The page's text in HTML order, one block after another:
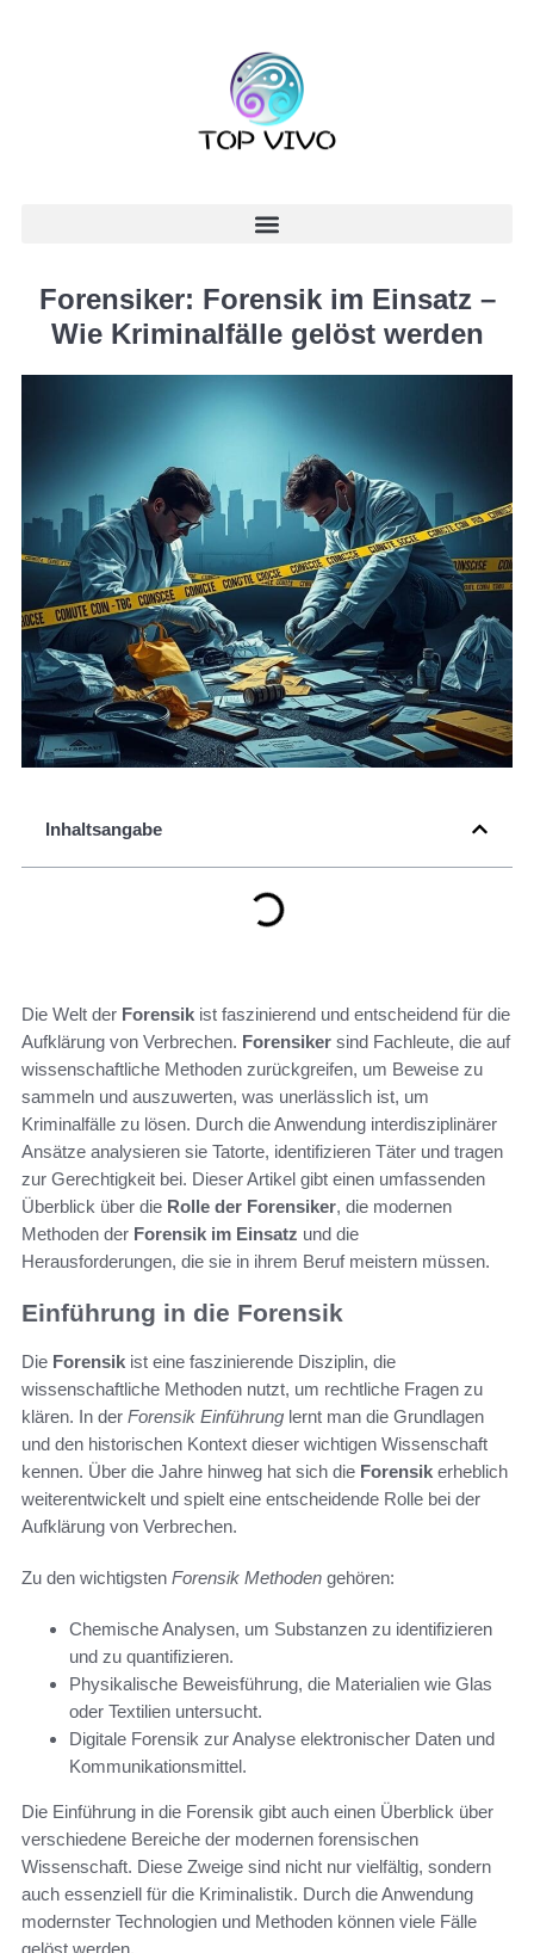
Forensiker: Forensik im Einsatz –
Wie Kriminalfälle gelöst werden
Inhaltsangabe
Die Welt der Forensik ist faszinierend und entscheidend für die
Aufklärung von Verbrechen. Forensiker sind Fachleute, die auf
wissenschaftliche Methoden zurückgreifen, um Beweise zu
sammeln und auszuwerten, was unerlässlich ist, um
Kriminalfälle zu lösen. Durch die Anwendung interdisziplinärer
Ansätze analysieren sie Tatorte, identifizieren Täter und tragen
zur Gerechtigkeit bei. Dieser Artikel gibt einen umfassenden
Überblick über die Rolle der Forensiker, die modernen
Methoden der Forensik im Einsatz und die
Herausforderungen, die sie in ihrem Beruf meistern müssen.
Einführung in die Forensik
Die Forensik ist eine faszinierende Disziplin, die
wissenschaftliche Methoden nutzt, um rechtliche Fragen zu
klären. In der Forensik Einführung lernt man die Grundlagen
und den historischen Kontext dieser wichtigen Wissenschaft
kennen. Über die Jahre hinweg hat sich die Forensik erheblich
weiterentwickelt und spielt eine entscheidende Rolle bei der
Aufklärung von Verbrechen.
Zu den wichtigsten Forensik Methoden gehören:
Chemische Analysen, um Substanzen zu identifizieren
und zu quantifizieren.
Physikalische Beweisführung, die Materialien wie Glas
oder Textilien untersucht.
Digitale Forensik zur Analyse elektronischer Daten und
Kommunikationsmittel.
Die Einführung in die Forensik gibt auch einen Überblick über
verschiedene Bereiche der modernen forensischen
Wissenschaft. Diese Zweige sind nicht nur vielfältig, sondern
auch essenziell für die Kriminalistik. Durch die Anwendung
modernster Technologien und Methoden können viele Fälle
gelöst werden.